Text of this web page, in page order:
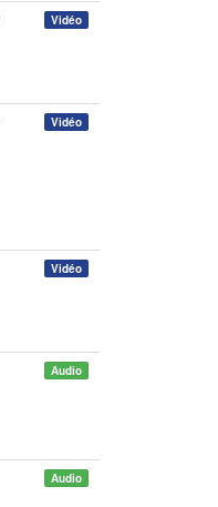
Vidéo
Vidéo
Vidéo
Audio
Audio